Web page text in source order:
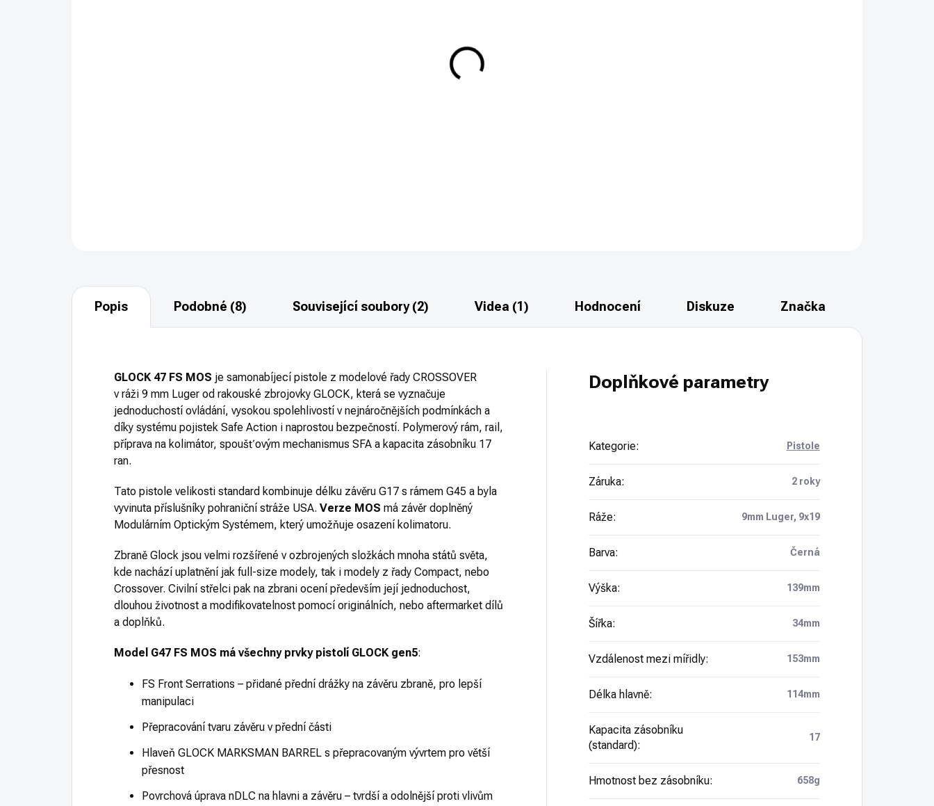
modelové řady CROSSOVER v ráži 9x19. Kategorie R3 - nákupní povolení.
Popis Podobné (8) Související soubory (2) Videa (1) Hodnocení Diskuze Značka
GLOCK 47 FS MOS je samonabíjecí pistole z modelové řady CROSSOVER
v ráži 9 mm Luger od rakouské zbrojovky GLOCK, která se vyznačuje
jednoduchostí ovládání, vysokou spolehlivostí v nejnáročnějších podmínkách a
díky systému pojistek Safe Action i naprostou bezpečností. Polymerový rám, rail,
příprava na kolimátor, spoušťovým mechanismus SFA a kapacita zásobníku 17
ran.
Tato pistole velikosti standard kombinuje délku závěru G17 s rámem G45 a byla
vyvinuta příslušníky pohraniční stráže USA. Verze MOS má závěr doplněný
Modulárním Optickým Systémem, který umožňuje osazení kolimatoru.
Zbraně Glock jsou velmi rozšířené v ozbrojených složkách mnoha států světa,
kde nachází uplatnění jak full-size modely, tak i modely z řady Compact, nebo
Crossover. Civilní střelci pak na zbrani ocení především její jednoduchost,
dlouhou životnost a modifikovatelnost pomocí originálních, nebo aftermarket dílů
a doplňků.
Model G47 FS MOS má všechny prvky pistolí GLOCK gen5:
FS Front Serrations – přidané přední drážky na závěru zbraně, pro lepší
manipulaci
Přepracování tvaru závěru v přední části
Hlaveň GLOCK MARKSMAN BARREL s přepracovaným vývrtem pro větší
přesnost
Povrchová úprava nDLC na hlavni a závěru – tvrdší a odolnější proti vlivům
Doplňkové parametry
Kategorie: Pistole
Záruka: 2 roky
Ráže: 9mm Luger, 9x19
Barva: Černá
Výška: 139mm
Šířka: 34mm
Vzdálenost mezi mířidly: 153mm
Délka hlavně: 114mm
Kapacita zásobníku
(standard):
17
Hmotnost bez zásobníku: 658g